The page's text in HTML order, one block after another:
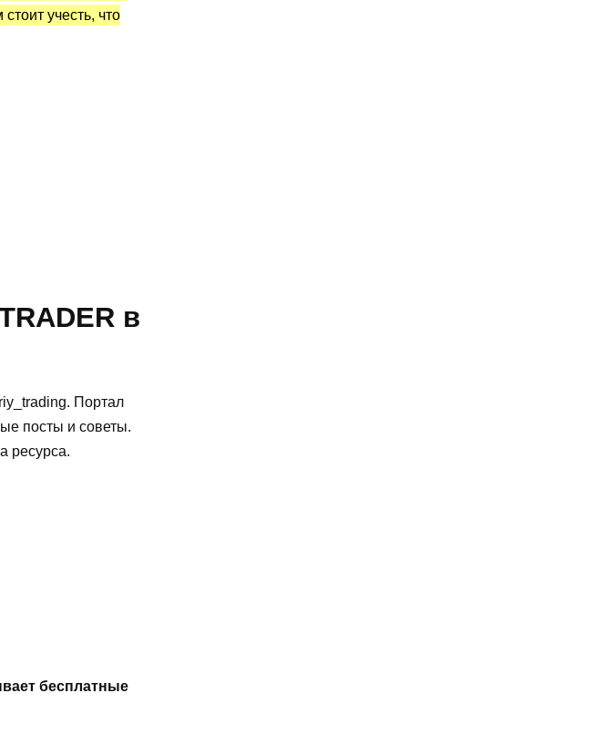
учесть, что
в
Портал
посты и советы.
ресурса.
бесплатные